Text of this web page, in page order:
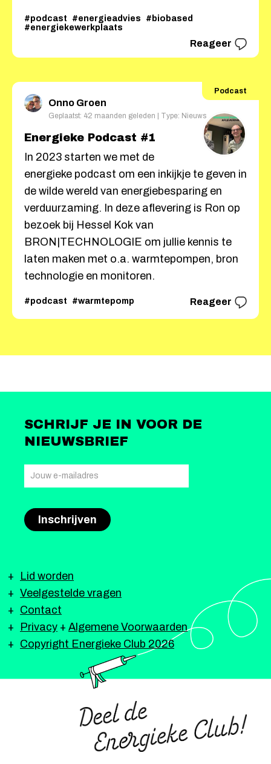
#podcast #energieadvies
#biobased
#energiekewerkplaats
Reageer
Podcast
Onno Groen
Geplaatst: 42 maanden geleden | Type: Nieuws
Energieke Podcast #1
In 2023 starten we met de
energieke podcast om een inkijkje te geven in
de wilde wereld van energiebesparing en
verduurzaming. In deze aflevering is Ron op
bezoek bij Hessel Kok van
BRON|TECHNOLOGIE om jullie kennis te
laten maken met o.a. warmtepompen, bron
technologie en monitoren.
#podcast #warmtepomp Reageer
SCHRIJF JE IN VOOR DE
NIEUWSBRIEF
Lid worden
Veelgestelde vragen
Contact
Privacy + Algemene Voorwaarden
Copyright Energieke Club 2026